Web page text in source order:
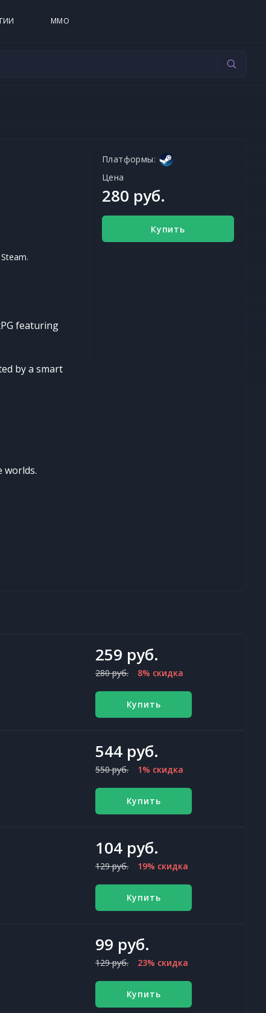
MMO
featuring
by a smart
worlds.
Платформы:
Цена
280 руб.
Купить
259 руб.
280 руб. 8% скидка
Купить
544 руб.
550 руб. 1% скидка
Купить
104 руб.
129 руб. 19% скидка
Купить
99 руб.
129 руб. 23% скидка
Купить